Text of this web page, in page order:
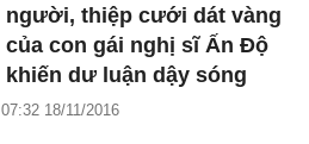
người, thiệp cưới dát vàng
của con gái nghị sĩ Ấn Độ
khiến dư luận dậy sóng
07:32 18/11/2016